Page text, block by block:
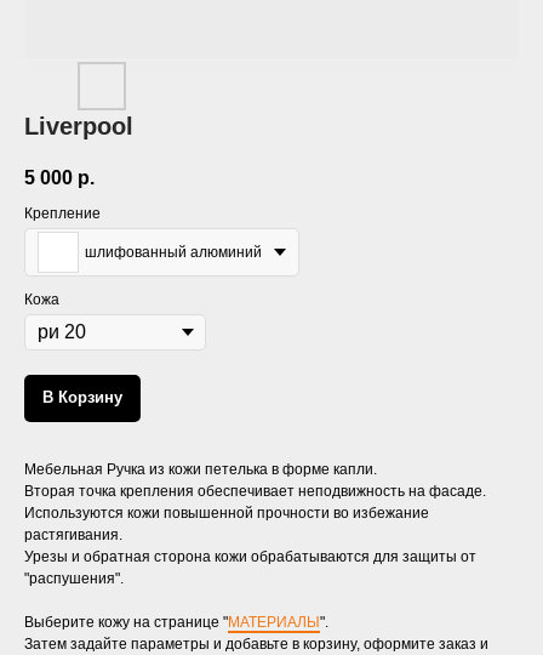
Liverpool
5 000 р.
Крепление
шлифованный алюминий
Кожа
В Корзину
Мебельная Ручка из кожи петелька в форме капли.
Вторая точка крепления обеспечивает неподвижность на фасаде.
Используются кожи повышенной прочности во избежание
растягивания.
Урезы и обратная сторона кожи обрабатываются для защиты от
"распушения".
Выберите кожу на странице "МАТЕРИАЛЫ ".
Затем задайте параметры и добавьте в корзину, оформите заказ и